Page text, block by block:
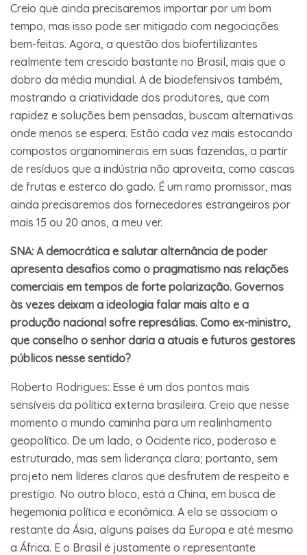
Creio que ainda precisaremos importar por um bom
tempo, mas isso pode ser mitigado com negociações
bem-feitas. Agora, a questão dos biofertilizantes
realmente tem crescido bastante no Brasil, mais que o
dobro da média mundial. A de biodefensivos também,
mostrando a criatividade dos produtores, que com
rapidez e soluções bem pensadas, buscam alternativas
onde menos se espera. Estão cada vez mais estocando
compostos organominerais em suas fazendas, a partir
de resíduos que a indústria não aproveita, como cascas
de frutas e esterco do gado. É um ramo promissor, mas
ainda precisaremos dos fornecedores estrangeiros por
mais 15 ou 20 anos, a meu ver.
SNA: A democrática e salutar alternância de poder
apresenta desafios como o pragmatismo nas relações
comerciais em tempos de forte polarização. Governos
às vezes deixam a ideologia falar mais alto e a
produção nacional sofre represálias. Como ex-ministro,
que conselho o senhor daria a atuais e futuros gestores
públicos nesse sentido?
Roberto Rodrigues: Esse é um dos pontos mais
sensíveis da política externa brasileira. Creio que nesse
momento o mundo caminha para um realinhamento
geopolítico. De um lado, o Ocidente rico, poderoso e
estruturado, mas sem liderança clara; portanto, sem
projeto nem líderes claros que desfrutem de respeito e
prestígio. No outro bloco, está a China, em busca de
hegemonia política e econômica. A ela se associam o
restante da Ásia, alguns países da Europa e até mesmo
a África. E o Brasil é justamente o representante